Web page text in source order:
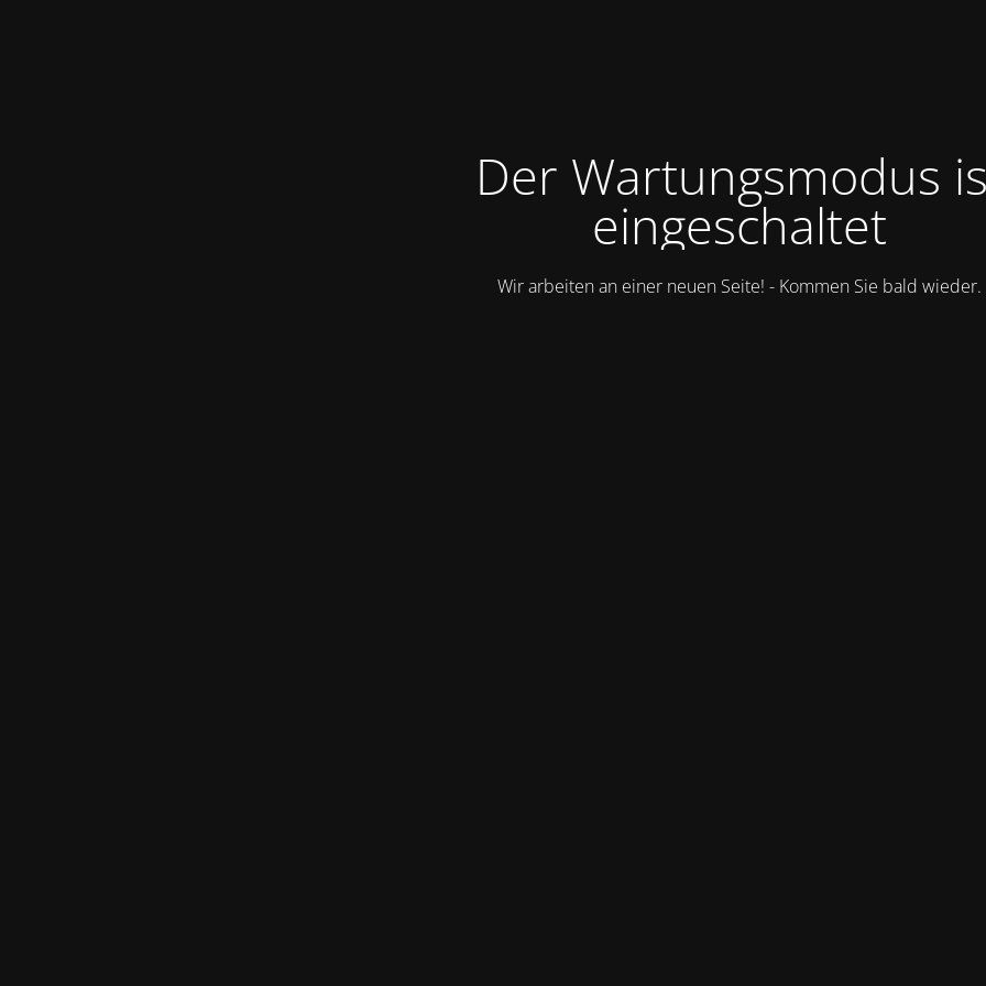
Der Wartungsmodus
eingeschaltet
Wir arbeiten an einer neuen Seite! - Kommen Sie bald wieder.